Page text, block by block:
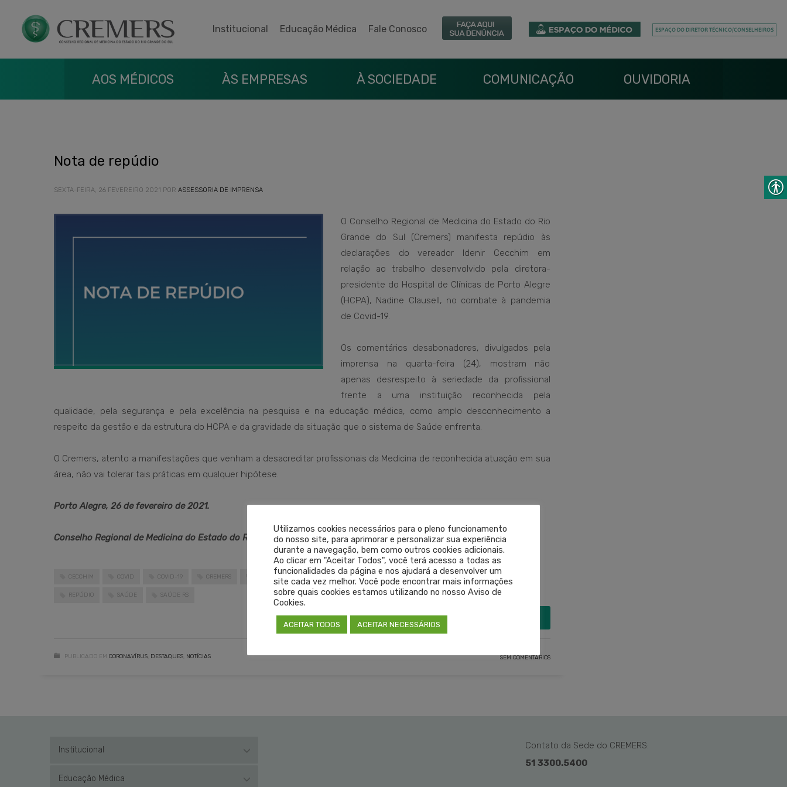
Institucional Educação Médica Fale Conosco
AOS MÉDICOS ÀS EMPRESAS À SOCIEDADE COMUNICAÇÃO OUVIDORIA
Nota de repúdio
SEXTA-FEIRA, 26 FEVEREIRO 2021 POR ASSESSORIA DE IMPRENSA
O Conselho Regional de Medicina do Estado do Rio
Grande do Sul (Cremers) manifesta repúdio às
declarações do vereador Idenir Cecchim em
relação ao trabalho desenvolvido pela diretora-
presidente do Hospital de Clínicas de Porto Alegre
(HCPA), Nadine Clausell, no combate à pandemia
de Covid-19.
Os comentários desabonadores, divulgados pela
imprensa na quarta-feira (24), mostram não
apenas desrespeito à seriedade da profissional
frente a uma instituição reconhecida pela
qualidade, pela segurança e pela excelência na pesquisa e na educação médica, como amplo desconhecimento a
respeito da gestão e da estrutura do HCPA e da gravidade da situação que o sistema de Saúde enfrenta.
O Cremers, atento a manifestações que venham a desacreditar profissionais da Medicina de reconhecida atuação em sua
área, não vai tolerar tais práticas em qualquer hipótese.
Porto Alegre, 26 de fevereiro de 2021.
Conselho Regional de Medicina do Estado do Rio Grande do Sul (Cremers)
CECCHIM COVID COVID-19 CREMERS DESAGRAVO HOSPITAL DE CLÍNICAS IDENIR CECCHIM NOTA DE REPÚDIO
REPÚDIO SAÚDE SAÚDE RS
PUBLICADO EM CORONAVÍRUS DESTAQUES NOTÍCIAS SEM COMENTÁRIOS
Institucional
Educação Médica
Contato da Sede do CREMERS:
51 3300.5400
Utilizamos cookies necessários para o pleno funcionamento
do nosso site, para aprimorar e personalizar sua experiência
durante a navegação, bem como outros cookies adicionais.
Ao clicar em "Aceitar Todos", você terá acesso a todas as
funcionalidades da página e nos ajudará a desenvolver um
site cada vez melhor. Você pode encontrar mais informações
sobre quais cookies estamos utilizando no nosso Aviso de
Cookies.
ACEITAR TODOS ACEITAR NECESSÁRIOS